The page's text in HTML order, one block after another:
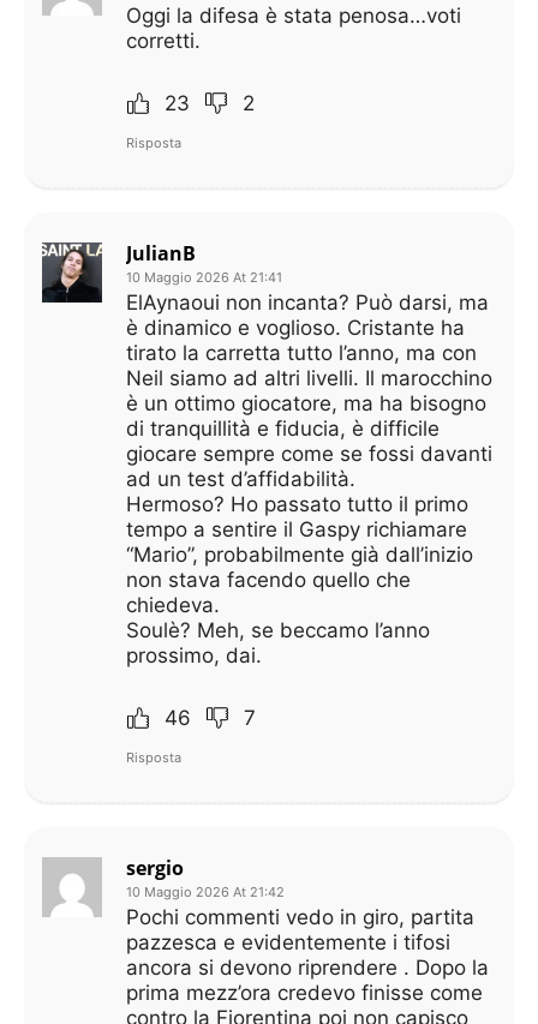
Oggi la difesa è stata penosa…voti
corretti.
23 2
Risposta
JulianB
10 Maggio 2026 At 21:41
ElAynaoui non incanta? Può darsi, ma
è dinamico e voglioso. Cristante ha
tirato la carretta tutto l’anno, ma con
Neil siamo ad altri livelli. Il marocchino
è un ottimo giocatore, ma ha bisogno
di tranquillità e fiducia, è difficile
giocare sempre come se fossi davanti
ad un test d’affidabilità.
Hermoso? Ho passato tutto il primo
tempo a sentire il Gaspy richiamare
“Mario”, probabilmente già dall’inizio
non stava facendo quello che
chiedeva.
Soulè? Meh, se beccamo l’anno
prossimo, dai.
46 7
Risposta
sergio
10 Maggio 2026 At 21:42
Pochi commenti vedo in giro, partita
pazzesca e evidentemente i tifosi
ancora si devono riprendere . Dopo la
prima mezz’ora credevo finisse come
contro la Fiorentina poi non capisco